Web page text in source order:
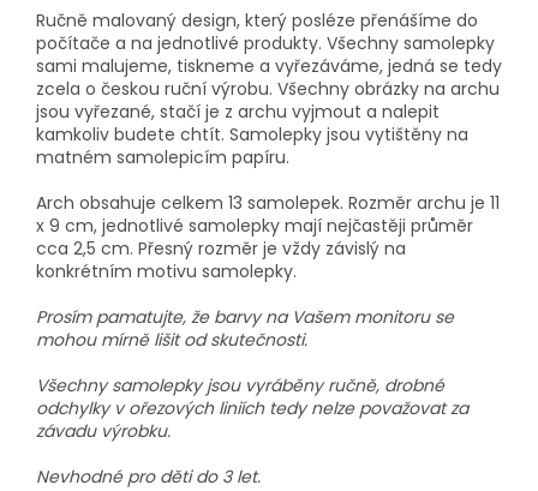
Ručně malovaný design, který posléze přenášíme do
počítače a na jednotlivé produkty. Všechny samolepky
sami malujeme, tiskneme a vyřezáváme, jedná se tedy
zcela o českou ruční výrobu. Všechny obrázky na archu
jsou vyřezané, stačí je z archu vyjmout a nalepit
kamkoliv budete chtít. Samolepky jsou vytištěny na
matném samolepicím papíru.
Arch obsahuje celkem 13 samolepek. Rozměr archu je 11
x 9 cm, jednotlivé samolepky mají nejčastěji průměr
cca 2,5 cm. Přesný rozměr je vždy závislý na
konkrétním motivu samolepky.
Prosím pamatujte, že barvy na Vašem monitoru se
mohou mírně lišit od skutečnosti.
Všechny samolepky jsou vyráběny ručně, drobné
odchylky v ořezových liniích tedy nelze považovat za
závadu výrobku.
Nevhodné pro děti do 3 let.